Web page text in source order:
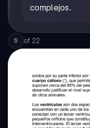
complejos.
5 of 22